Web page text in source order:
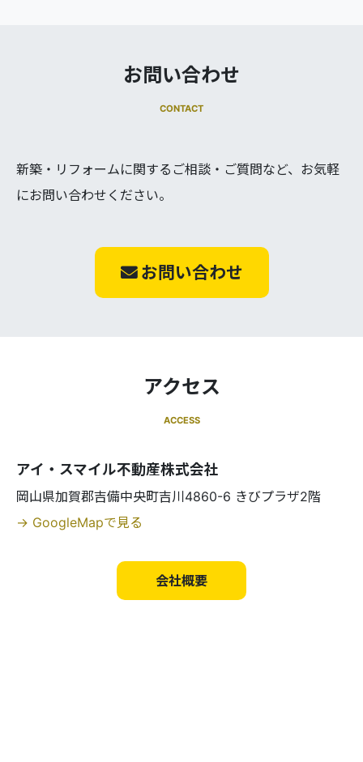
お問い合わせ
CONTACT
新築・リフォームに関するご相談・ご質問など、お気軽
にお問い合わせください。
お問い合わせ
アクセス
ACCESS
アイ・スマイル不動産株式会社
岡山県加賀郡吉備中央町吉川4860-6 きびプラザ2階
→ GoogleMapで見る
会社概要